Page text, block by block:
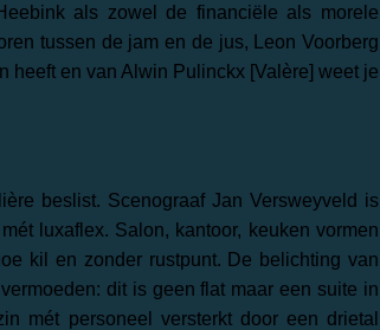
als zowel de financiële als morele
tussen de jam en de jus, Leon Voorberg
heeft en van Alwin Pulinckx [Valère] weet je
beslist. Scenograaf Jan Versweyveld is
luxaflex. Salon, kantoor, keuken vormen
kil en zonder rustpunt. De belichting van
dit is geen flat maar een suite in
mét personeel versterkt door een drietal